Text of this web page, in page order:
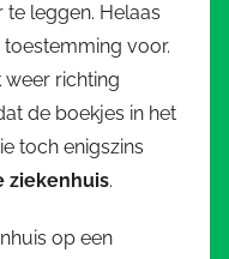
leggen. Helaas
toestemming voor.
weer richting
de boekjes in het
toch enigszins
ziekenhuis.
op een